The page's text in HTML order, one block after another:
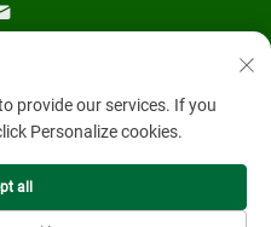
provide our services. If you
Personalize cookies.
all